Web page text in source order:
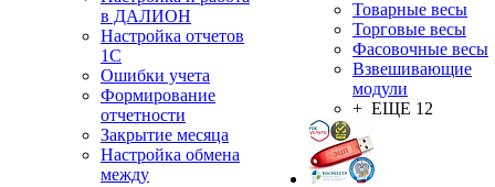
в ДАЛИОН
Настройка отчетов
1С
Ошибки учета
Формирование
отчетности
Закрытие месяца
Настройка обмена
между
Товарные весы
Торговые весы
Фасовочные весы
Взвешивающие
модули
+ ЕЩЕ 12